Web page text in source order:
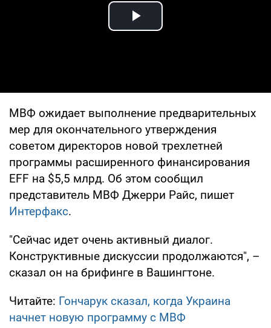
Play Video
МВФ ожидает выполнение предварительных
мер для окончательного утверждения
советом директоров новой трехлетней
программы расширенного финансирования
EFF на $5,5 млрд. Об этом сообщил
представитель МВФ Джерри Райс, пишет
Интерфакс.
"Сейчас идет очень активный диалог.
Конструктивные дискуссии продолжаются", –
сказал он на брифинге в Вашингтоне.
Читайте: Гончарук сказал, когда Украина
начнет новую программу с МВФ